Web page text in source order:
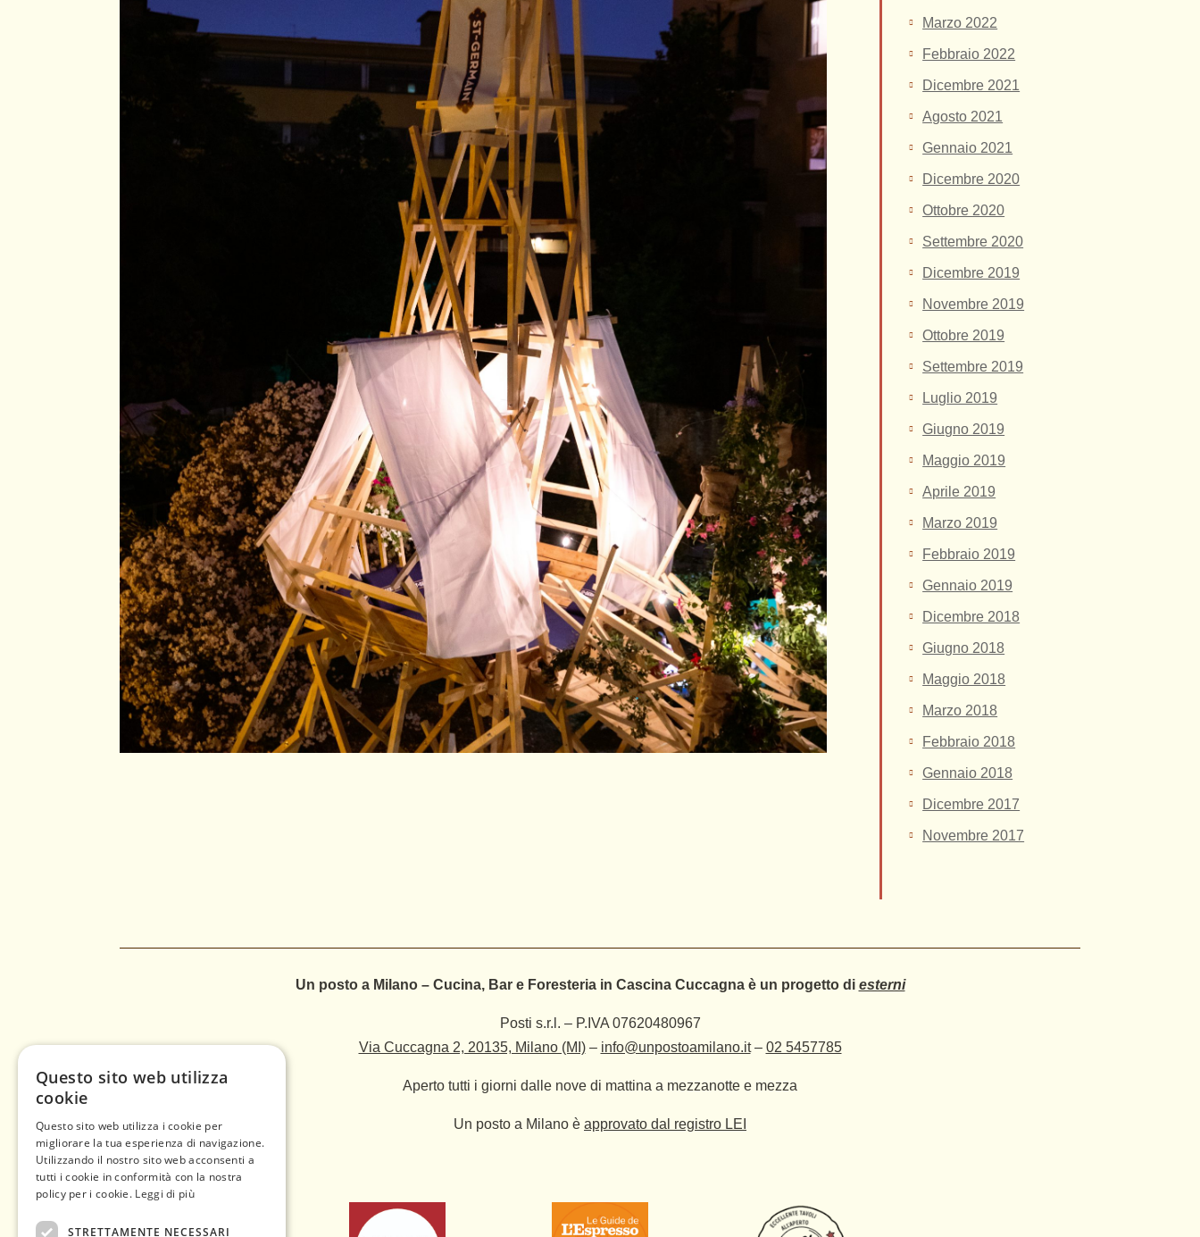
Marzo 2022
Febbraio 2022
Dicembre 2021
Agosto 2021
Gennaio 2021
Dicembre 2020
Ottobre 2020
Settembre 2020
Dicembre 2019
Novembre 2019
Ottobre 2019
Settembre 2019
Luglio 2019
Giugno 2019
Maggio 2019
Aprile 2019
Marzo 2019
Febbraio 2019
Gennaio 2019
Dicembre 2018
Giugno 2018
Maggio 2018
Marzo 2018
Febbraio 2018
Gennaio 2018
Dicembre 2017
Novembre 2017
Un posto a Milano – Cucina, Bar e Foresteria in Cascina Cuccagna è un progetto di esterni
Posti s.r.l. – P.IVA 07620480967
Via Cuccagna 2, 20135, Milano (MI)– info@unpostoamilano.it– 02 5457785
Aperto tutti i giorni dalle nove di mattina a mezzanotte e mezza
Un posto a Milano è approvato dal registro LEI
Questo sito web utilizza
cookie
Questo sito web utilizza i cookie per
migliorare la tua esperienza di navigazione.
Utilizzando il nostro sito web acconsenti a
tutti i cookie in conformità con la nostra
policy per i cookie. Leggi di più
STRETTAMENTE NECESSARI